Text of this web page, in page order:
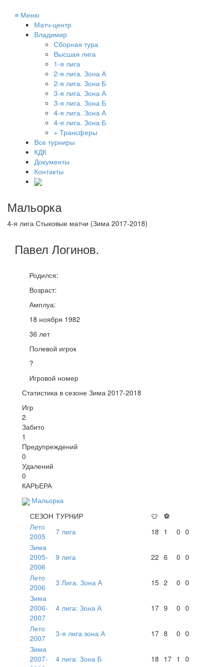
≡ Меню
Матч-центр
Владимир
Сборная тура
Высшая лига
1-я лига
2-я лига. Зона А
2-я лига. Зона Б
3-я лига. Зона А
3-я лига. Зона Б
4-я лига. Зона А
4-я лига. Зона Б
+ Трансферы
Все турниры
КДК
Документы
Контакты
Мальорка
4-я лига Стыковые матчи (Зима 2017-2018)
Павел Логинов.
Родился:
Возраст:
Амплуа:
18 ноября 1982
36 лет
Полевой игрок
?
Игровой номер
Статистика в сезоне Зима 2017-2018
Игр
2
Забито
1
Предупреждений
0
Удалений
0
КАРЬЕРА
Мальорка
СЕЗОН ТУРНИР 👕 ⚽
Лето
2005
7 лига 18 1 0 0
Зима
2005-
2006
9 лига 22 6 0 0
Лето
2006
3 Лига. Зона А 15 2 0 0
Зима
2006-
2007
4 лига: Зона А 17 9 0 0
Лето
2007
3-я лига зона А 17 8 0 0
Зима
2007-
4 лига: Зона Б 18 17 1 0